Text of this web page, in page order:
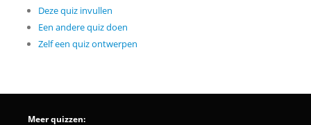
Deze quiz invullen
Een andere quiz doen
Zelf een quiz ontwerpen
Meer quizzen: